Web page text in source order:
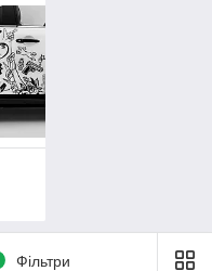
Фільтри